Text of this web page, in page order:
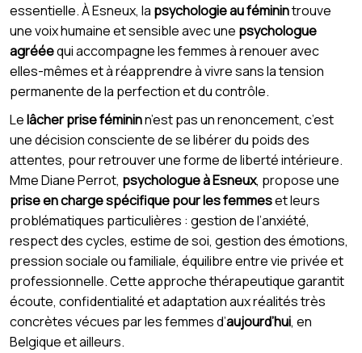
essentielle. À Esneux, la psychologie au féminintrouve
une voix humaine et sensible avec une psychologue
agrééequi accompagne les femmes à renouer avec
elles-mêmes et à réapprendre à vivre sans la tension
permanente de la perfection et du contrôle.
Lelâcher prise fémininn’est pas un renoncement, c’est
une décision consciente de se libérer du poids des
attentes, pour retrouver une forme de liberté intérieure.
Mme Diane Perrot, psychologue à Esneux, propose une
prise en charge spécifique pour les femmeset leurs
problématiques particulières : gestion de l’anxiété,
respect des cycles, estime de soi, gestion des émotions,
pression sociale ou familiale, équilibre entre vie privée et
professionnelle. Cette approche thérapeutique garantit
écoute, confidentialité et adaptation aux réalités très
concrètes vécues par les femmes d’aujourd’hui, en
Belgique et ailleurs.